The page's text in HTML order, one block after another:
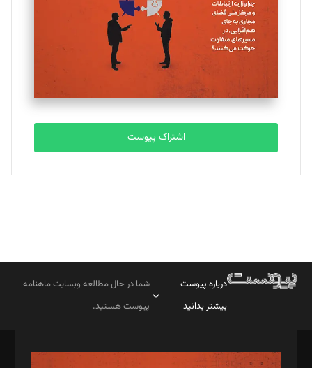
اشتراک پیوست
درباره پیوست
بیشتر بدانید
شما در حال مطالعه وبسایت ماهنامه
پیوست هستید.
مدیر مسئول: محمدباقر اثنی‌عشری